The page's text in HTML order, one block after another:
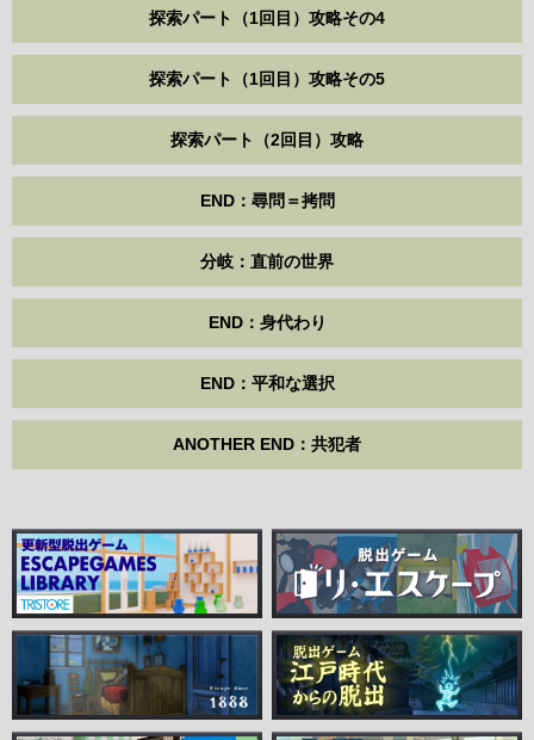
探索パート（1回目）攻略その4
探索パート（1回目）攻略その5
探索パート（2回目）攻略
END：尋問＝拷問
分岐：直前の世界
END：身代わり
END：平和な選択
ANOTHER END：共犯者